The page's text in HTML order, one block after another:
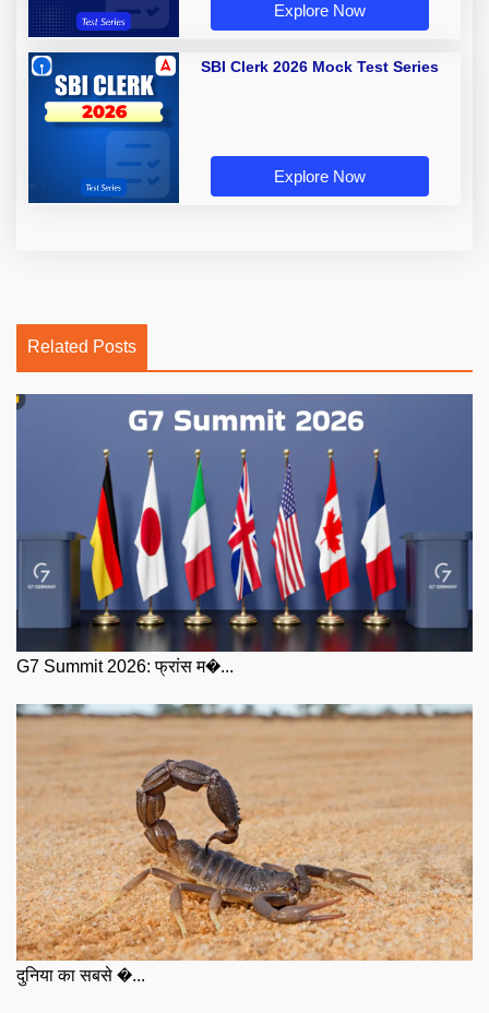
Explore Now
SBI Clerk 2026 Mock Test Series
Explore Now
Related Posts
G7 Summit 2026: फ्रांस म�...
दुनिया का सबसे �...